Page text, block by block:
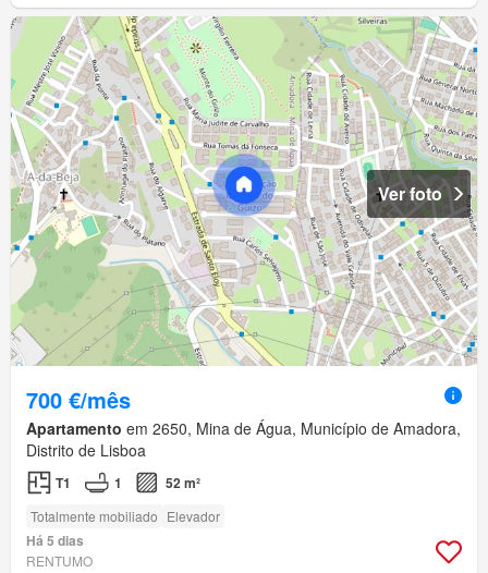
Ver foto
700 €/mês
Apartamento em 2650, Mina de Água, Município de Amadora,
Distrito de Lisboa
T1 1 52 m²
Totalmente mobiliado Elevador
Há 5 dias
RENTUMO